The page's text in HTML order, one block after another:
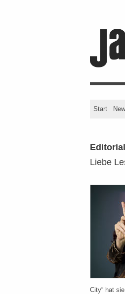
Start
Liebe
City“ hat